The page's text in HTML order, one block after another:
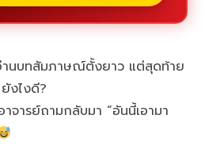
านบทสัมภาษณ์ตั้งยาว แต่สุดท้าย
งไงดี?
จารย์ถามกลับมา “อันนี้เอามา